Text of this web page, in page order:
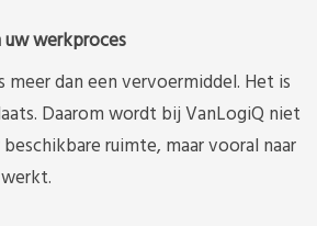
werkproces
meer dan een vervoermiddel. Het is
Daarom wordt bij VanLogiQ niet
ruimte, maar vooral naar